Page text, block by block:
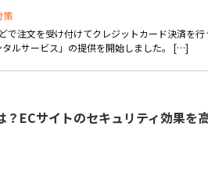
策
注文を受け付けてクレジットカード決済を行
ルサービス」の提供を開始しました。 […]
？ECサイトのセキュリティ効果を